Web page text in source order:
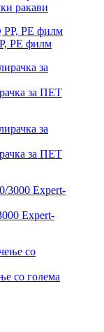
ракави
PE филм
за ПЕТ
за ПЕТ
Expert-
со голема